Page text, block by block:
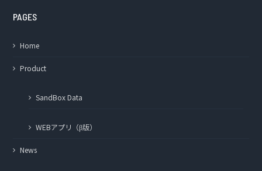
PAGES
Home
Product
SandBox Data
WEBアプリ（β版）
News